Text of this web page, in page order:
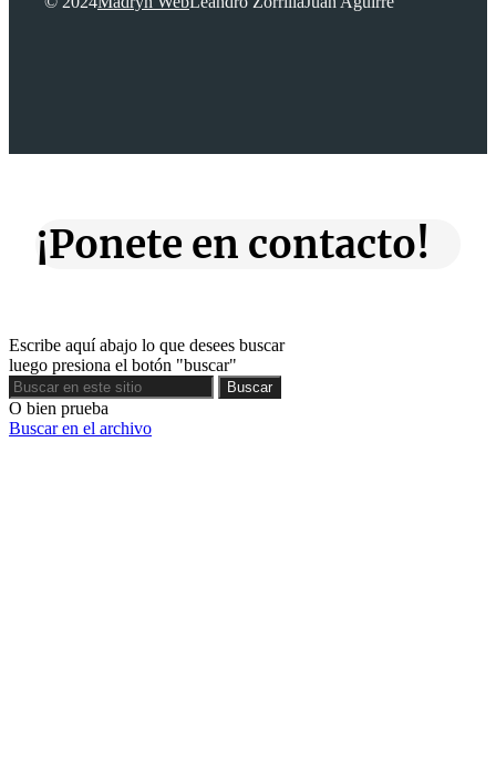
¡Ponete en contacto!
Escribe aquí abajo lo que desees buscar
luego presiona el botón "buscar"
Buscar
Buscar
O bien prueba
Buscar en el archivo